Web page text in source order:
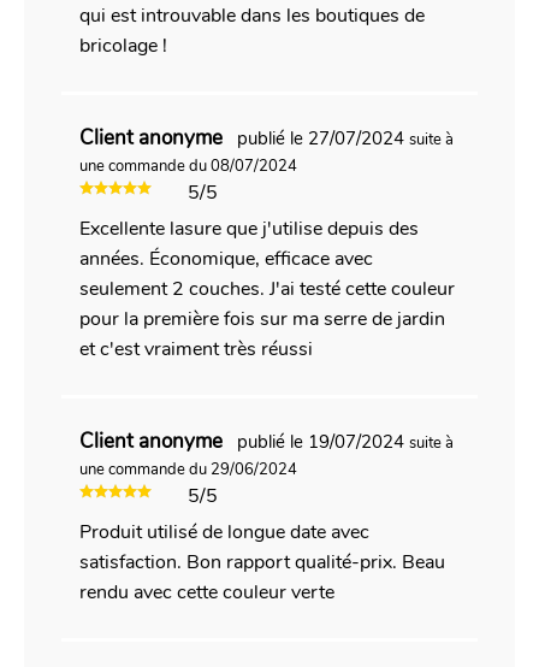
qui est introuvable dans les boutiques de
bricolage !
Client anonyme publié le 27/07/2024 suite à
une commande du 08/07/2024
5/5
Excellente lasure que j'utilise depuis des
années. Économique, efficace avec
seulement 2 couches. J'ai testé cette couleur
pour la première fois sur ma serre de jardin
et c'est vraiment très réussi
Client anonyme publié le 19/07/2024 suite à
une commande du 29/06/2024
5/5
Produit utilisé de longue date avec
satisfaction. Bon rapport qualité-prix. Beau
rendu avec cette couleur verte